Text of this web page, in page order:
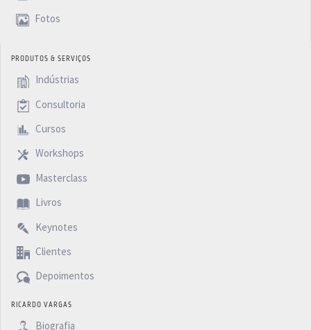
Fotos
PRODUTOS & SERVIÇOS
Indústrias
Consultoria
Cursos
Workshops
Masterclass
Livros
Keynotes
Clientes
Depoimentos
RICARDO VARGAS
Biografia